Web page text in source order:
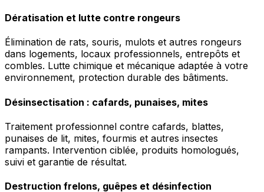
Dératisation et lutte contre rongeurs
Élimination de rats, souris, mulots et autres rongeurs
dans logements, locaux professionnels, entrepôts et
combles. Lutte chimique et mécanique adaptée à votre
environnement, protection durable des bâtiments.
Désinsectisation : cafards, punaises, mites
Traitement professionnel contre cafards, blattes,
punaises de lit, mites, fourmis et autres insectes
rampants. Intervention ciblée, produits homologués,
suivi et garantie de résultat.
Destruction frelons, guêpes et désinfection